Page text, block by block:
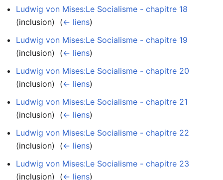
Ludwig von Mises:Le Socialisme - chapitre 18
(inclusion) ‎ (← liens)
Ludwig von Mises:Le Socialisme - chapitre 19
(inclusion) ‎ (← liens)
Ludwig von Mises:Le Socialisme - chapitre 20
(inclusion) ‎ (← liens)
Ludwig von Mises:Le Socialisme - chapitre 21
(inclusion) ‎ (← liens)
Ludwig von Mises:Le Socialisme - chapitre 22
(inclusion) ‎ (← liens)
Ludwig von Mises:Le Socialisme - chapitre 23
(inclusion) ‎ (← liens)